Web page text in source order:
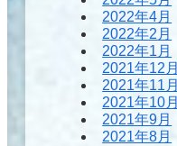
2022年4月
2022年2月
2022年1月
2021年12月
2021年11月
2021年10月
2021年9月
2021年8月